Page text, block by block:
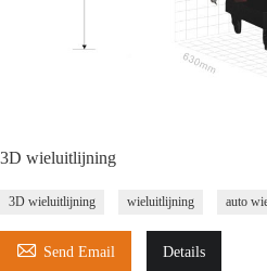
3D wieluitlijning
3D wieluitlijning wieluitlijning auto
 Send Email Details